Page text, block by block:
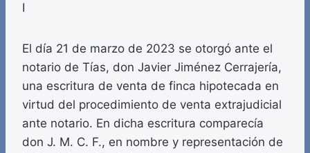
I
El día 21 de marzo de 2023 se otorgó ante el
notario de Tías, don Javier Jiménez Cerrajería,
una escritura de venta de finca hipotecada en
virtud del procedimiento de venta extrajudicial
ante notario. En dicha escritura comparecía
don J. M. C. F., en nombre y representación de